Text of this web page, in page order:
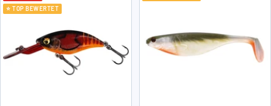
⭐ TOP BEWERTET